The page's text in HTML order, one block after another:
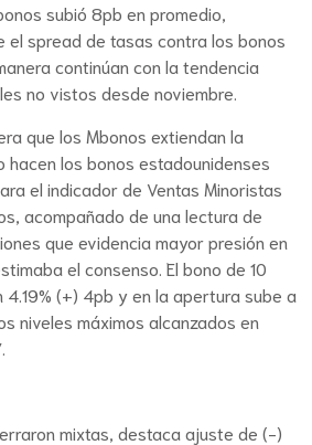
subió 8pb en promedio,
el spread de tasas contra los bonos
continúan con la tendencia
no vistos desde noviembre.
que los Mbonos extiendan la
hacen los bonos estadounidenses
el indicador de Ventas Minoristas
acompañado de una lectura de
que evidencia mayor presión en
el consenso. El bono de 10
4.19% (+) 4pb y en la apertura sube a
niveles máximos alcanzados en
mixtas, destaca ajuste de (-)